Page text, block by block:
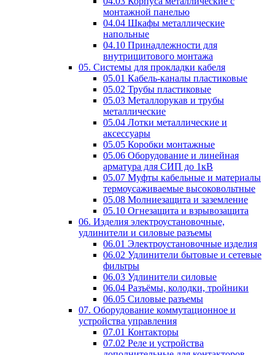
монтажной панелью
04.04 Шкафы металлические
напольные
04.10 Принадлежности для
внутрищитового монтажа
05. Системы для прокладки кабеля
05.01 Кабель-каналы пластиковые
05.02 Трубы пластиковые
05.03 Металлорукав и трубы
металлические
05.04 Лотки металлические и
аксессуары
05.05 Коробки монтажные
05.06 Оборудование и линейная
арматура для СИП до 1кВ
05.07 Муфты кабельные и материалы
термоусаживаемые высоковольтные
05.08 Молниезащита и заземление
05.10 Огнезащита и взрывозащита
06. Изделия электроустановочные,
удлинители и силовые разъемы
06.01 Электроустановочные изделия
06.02 Удлинители бытовые и сетевые
фильтры
06.03 Удлинители силовые
06.04 Разъёмы, колодки, тройники
06.05 Силовые разъемы
07. Оборудование коммутационное и
устройства управления
07.01 Контакторы
07.02 Реле и устройства